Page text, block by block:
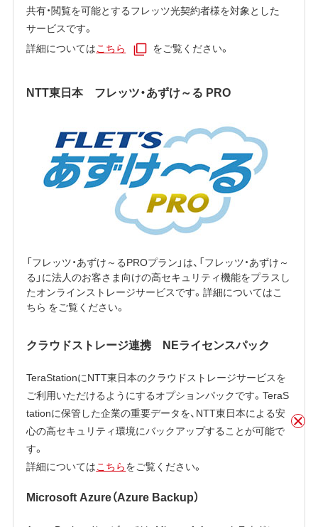
共有・閲覧を可能とするフレッツ光契約者様を対象とした
サービスです。
詳細についてはこちら をご覧ください。
NTT東日本 フレッツ・あずけ～る PRO
「フレッツ・あずけ～るPROプラン」は、「フレッツ・あずけ～
る」に法人のお客さま向けの高セキュリティ機能をプラスし
たオンラインストレージサービスです。詳細についてはこ
ちら をご覧ください。
クラウドストレージ連携 NEライセンスパック
TeraStationにNTT東日本のクラウドストレージサービスを
ご利用いただけるようにするオプションパックです。TeraS
tationに保管した企業の重要データを、NTT東日本による安
心の高セキュリティ環境にバックアップすることが可能で
す。
詳細についてはこちらをご覧ください。
Microsoft Azure（Azure Backup）